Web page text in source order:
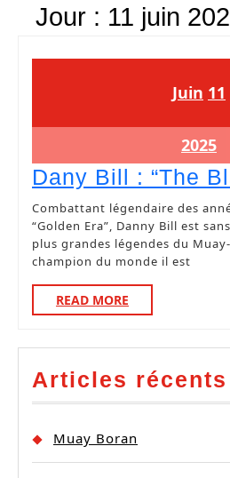
Jour : 11 juin
Juin 11
2025
Dany Bill : “The
Combattant légendaire des années 90 et de la célèbre
“Golden Era”, Danny Bill est
plus grandes légendes du
champion du monde il est
READ MORE
Articles récents
Muay Boran